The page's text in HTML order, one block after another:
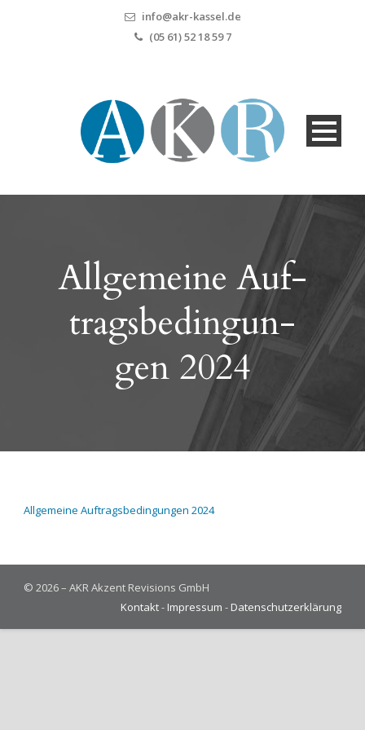
info@akr-kassel.de
(05 61) 52 18 59 7
All­ge­mei­ne Auf­
trags­be­din­gun­
gen 2024
All­ge­mei­ne Auf­trags­be­din­gun­gen 2024
© 2026 – AKR Akzent Revisions GmbH
Kontakt- Impressum - Datenschutzerklärung